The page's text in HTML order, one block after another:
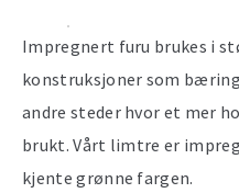
Impregnert furu brukes i
konstruksjoner som
andre steder hvor et mer
brukt. Vårt limtre er
kjente grønne fargen.